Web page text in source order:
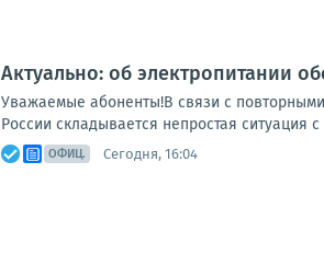
Актуально: об электропитании
Уважаемые абоненты!В связи с
России складывается непростая
ОФИЦ. Сегодня, 16:04